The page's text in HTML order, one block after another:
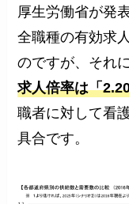
厚生労働省が発
全職種の有効求
のですが、それ
求人倍率は「
職者に対して看
具合です。